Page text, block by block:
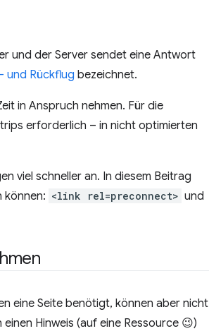
und der Server sendet eine Antwort
und Rückflug bezeichnet.
in Anspruch nehmen. Für die
erforderlich – in nicht optimierten
viel schneller an. In diesem Beitrag
können: <link rel=preconnect> und
eine Seite benötigt, können aber nicht
Hinweis (auf eine Ressource 😉)